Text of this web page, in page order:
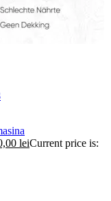
2
T25
leiCurrent price is: